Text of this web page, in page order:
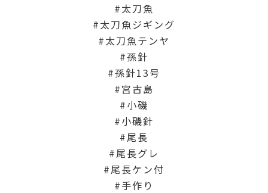
太刀魚
太刀魚ジギング
太刀魚テンヤ
孫針
孫針13号
宮古島
小磯
小磯針
尾長
尾長グレ
尾長ケン付
手作り